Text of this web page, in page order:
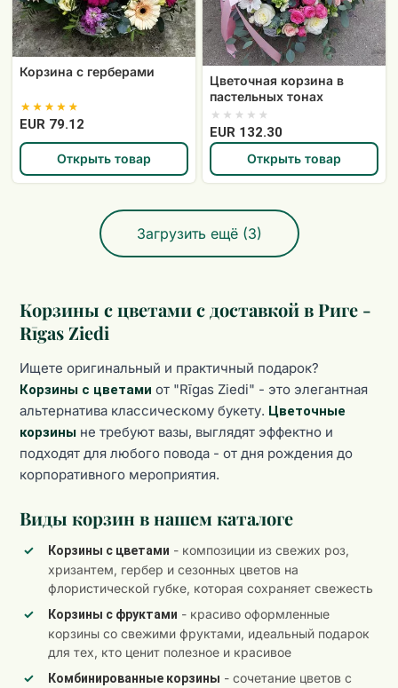
Корзина с герберами
EUR 79.12
Открыть товар
Цветочная корзина в
пастельных тонах
EUR 132.30
Открыть товар
Загрузить ещё (3)
Корзины с цветами с доставкой в Риге -
Rīgas Ziedi
Ищете оригинальный и практичный подарок?
Корзины с цветами от "Rīgas Ziedi" - это элегантная
альтернатива классическому букету. Цветочные
корзины не требуют вазы, выглядят эффектно и
подходят для любого повода - от дня рождения до
корпоративного мероприятия.
Виды корзин в нашем каталоге
Корзины с цветами - композиции из свежих роз,
хризантем, гербер и сезонных цветов на
флористической губке, которая сохраняет свежесть
Корзины с фруктами - красиво оформленные
корзины со свежими фруктами, идеальный подарок
для тех, кто ценит полезное и красивое
Комбинированные корзины - сочетание цветов с